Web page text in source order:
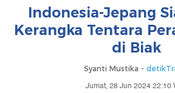
Indonesia-Jepang
Kerangka Tentara
di Biak
Syanti Mustika -
Jumat, 28 Jun 2024 22:10